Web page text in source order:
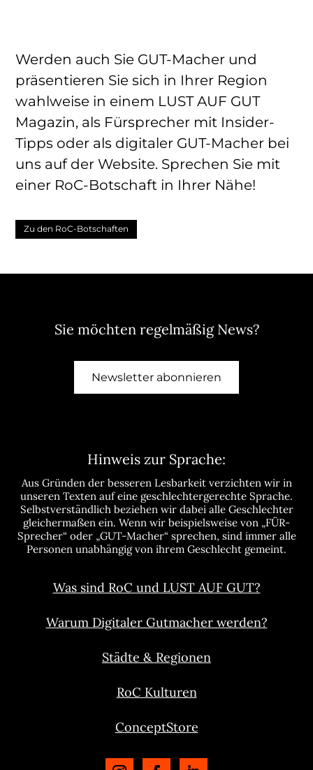
Werden auch Sie GUT-Macher und
präsentieren Sie sich in Ihrer Region
wahlweise in einem LUST AUF GUT
Magazin, als Fürsprecher mit Insider-
Tipps oder als digitaler GUT-Macher bei
uns auf der Website. Sprechen Sie mit
einer RoC-Botschaft in Ihrer Nähe!
Zu den RoC-Botschaften
Sie möchten regelmäßig News?
Newsletter abonnieren
Hinweis zur Sprache:
Aus Gründen der besseren Lesbarkeit verzichten wir in
unseren Texten auf eine geschlechtergerechte Sprache.
Selbstverständlich beziehen wir dabei alle Geschlechter
gleichermaßen ein. Wenn wir beispielsweise von „FÜR-
Sprecher“ oder „GUT-Macher“ sprechen, sind immer alle
Personen unabhängig von ihrem Geschlecht gemeint.
Was sind RoC und LUST AUF GUT?
Warum Digitaler Gutmacher werden?
Städte & Regionen
RoC Kulturen
ConceptStore